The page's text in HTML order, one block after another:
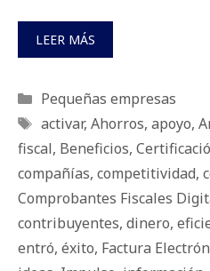
LEER MÁS
Categorías
Pequeñas empresas
Etiquetas
activar, Ahorros, apoyo,
fiscal, Beneficios,
compañías, competitividad,
Comprobantes Fiscales
contribuyentes, dinero,
entró, éxito, Factura